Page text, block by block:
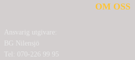
OM OSS
Ansvarig utgivare:
BG Nilensjö
Tel: 070-226 99 95